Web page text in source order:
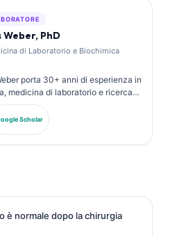
Weber, PhD
di Laboratorio e Biochimica
porta 30+ anni di esperienza in
medicina di laboratorio e ricerca
Presidente della Società Tedesca
si specializza nell’analisi dei
nella standardizzazione dei
Scholar
è normale dopo la chirurgia